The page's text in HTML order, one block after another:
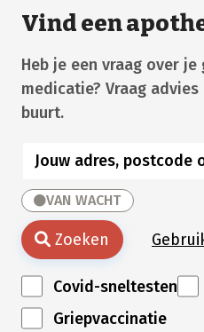
Vind een
Heb je een vraag over
medicatie? Vraag
buurt.
VAN WACHT
Zoeken
Covid-sneltesten
Griepvaccinatie